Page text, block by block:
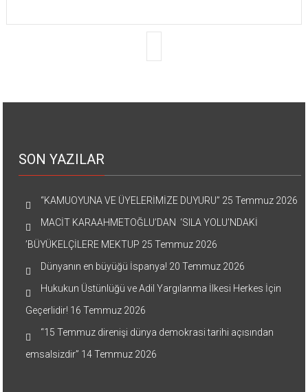
SON YAZILAR
“KAMUOYUNA VE ÜYELERİMİZE DUYURU” 25 Temmuz 2026
MACİT KARAAHMETOĞLU’DAN ‘SILA YOLU’NDAKİ
’BÜYÜKELÇİLERE MEKTUP 25 Temmuz 2026
Dünyanın en büyüğü İspanya! 20 Temmuz 2026
Hukukun Üstünlüğü ve Adil Yargılanma İlkesi Herkes İçin
Geçerlidir! 16 Temmuz 2026
“15 Temmuz direnişi dünya demokrasi tarihi açısından
emsalsizdir” 14 Temmuz 2026